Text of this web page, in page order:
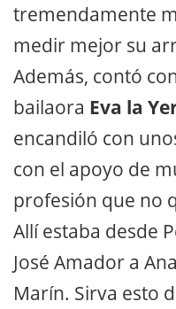
tremendamente
medir mejor su
Además, contó
bailaora Eva la
encandiló con
con el apoyo de
profesión que no
Allí estaba desde
José Amador a
Marín. Sirva esto